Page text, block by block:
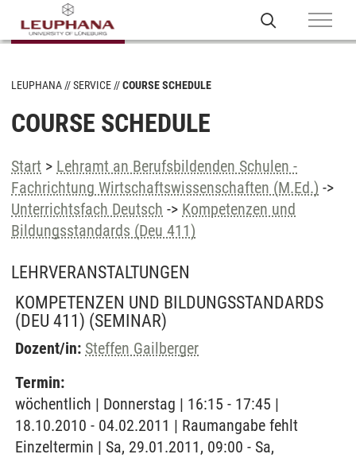
LEUPHANA SERVICE COURSE SCHEDULE
COURSE SCHEDULE
Start > Lehramt an Berufsbildenden Schulen -
Fachrichtung Wirtschaftswissenschaften (M.Ed.) ->
Unterrichtsfach Deutsch -> Kompetenzen und
Bildungsstandards (Deu 411)
LEHRVERANSTALTUNGEN
KOMPETENZEN UND BILDUNGSSTANDARDS
(DEU 411) (SEMINAR)
Dozent/in: Steffen Gailberger
Termin:
wöchentlich | Donnerstag | 16:15 - 17:45 |
18.10.2010 - 04.02.2011 | Raumangabe fehlt
Einzeltermin | Sa, 29.01.2011, 09:00 - Sa,